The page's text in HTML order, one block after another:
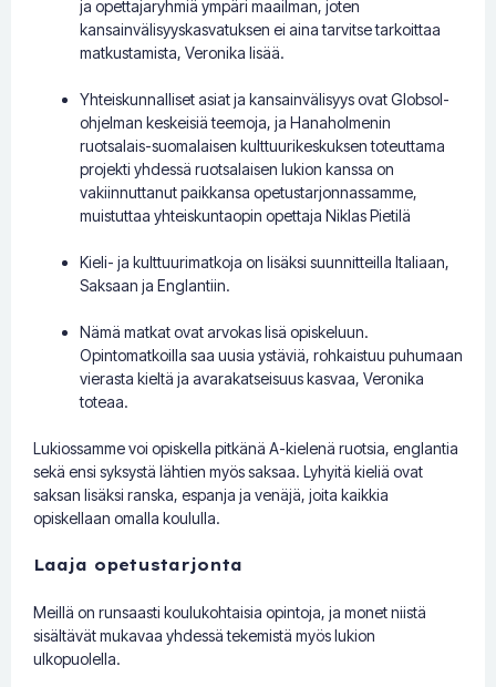
ja opettajaryhmiä ympäri maailman, joten
kansainvälisyyskasvatuksen ei aina tarvitse tarkoittaa
matkustamista, Veronika lisää.
Yhteiskunnalliset asiat ja kansainvälisyys ovat Globsol-
ohjelman keskeisiä teemoja, ja Hanaholmenin
ruotsalais-suomalaisen kulttuurikeskuksen toteuttama
projekti yhdessä ruotsalaisen lukion kanssa on
vakiinnuttanut paikkansa opetustarjonnassamme,
muistuttaa yhteiskuntaopin opettaja Niklas Pietilä
Kieli- ja kulttuurimatkoja on lisäksi suunnitteilla Italiaan,
Saksaan ja Englantiin.
Nämä matkat ovat arvokas lisä opiskeluun.
Opintomatkoilla saa uusia ystäviä, rohkaistuu puhumaan
vierasta kieltä ja avarakatseisuus kasvaa, Veronika
toteaa.
Lukiossamme voi opiskella pitkänä A-kielenä ruotsia, englantia
sekä ensi syksystä lähtien myös saksaa. Lyhyitä kieliä ovat
saksan lisäksi ranska, espanja ja venäjä, joita kaikkia
opiskellaan omalla koululla.
Laaja opetustarjonta
Meillä on runsaasti koulukohtaisia opintoja, ja monet niistä
sisältävät mukavaa yhdessä tekemistä myös lukion
ulkopuolella.